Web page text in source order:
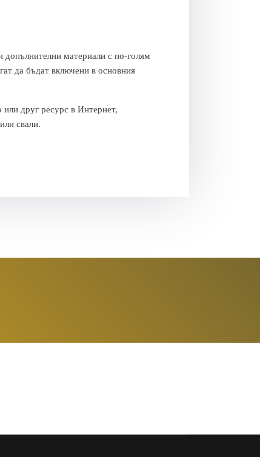
допълнителни материали с по-голям
да бъдат включени в основния
друг ресурс в Интернет,
свали.